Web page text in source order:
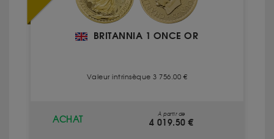
BRITANNIA 1 ONCE OR
Valeur intrinsèque 3 756.00 €
ACHAT
À partir de
4 019.50 €